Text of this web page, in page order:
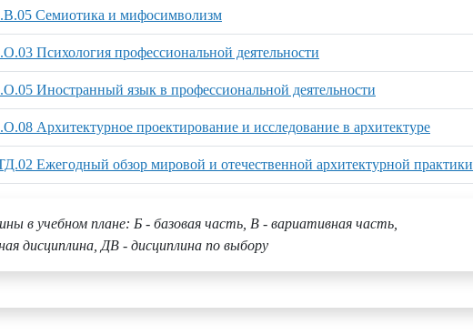
Семиотика и мифосимволизм
Психология профессиональной деятельности
Иностранный язык в профессиональной деятельности
Архитектурное проектирование и исследование в архитектуре
Ежегодный обзор мировой и отечественной архитектурной практики
в учебном плане: Б - базовая часть, В - вариативная часть,
дисциплина, ДВ - дисциплина по выбору